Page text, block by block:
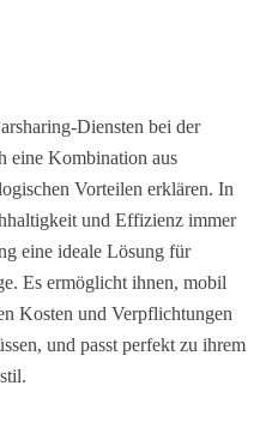
Diensten bei der
eine Kombination aus
Vorteilen erklären. In
und Effizienz immer
eine ideale Lösung für
Es ermöglicht ihnen, mobil
Kosten und Verpflichtungen
und passt perfekt zu ihrem